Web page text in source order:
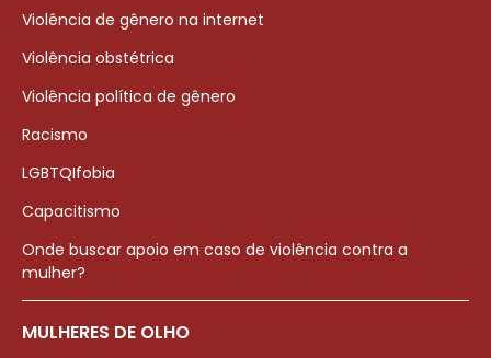
Violência de gênero na internet
Violência obstétrica
Violência política de gênero
Racismo
LGBTQIfobia
Capacitismo
Onde buscar apoio em caso de violência contra a
mulher?
MULHERES DE OLHO